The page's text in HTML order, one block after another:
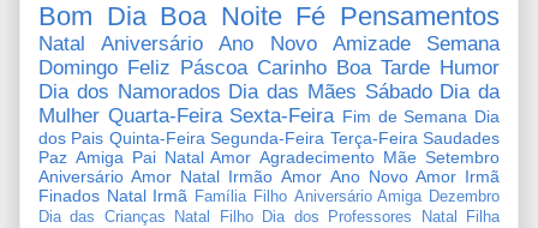
Bom Dia Boa Noite Fé Pensamentos
Natal Aniversário Ano Novo Amizade
Semana
Domingo Feliz Páscoa Carinho Boa Tarde Humor
Dia dos Namorados Dia das Mães Sábado Dia da
Mulher Quarta-Feira Sexta-Feira Fim de Semana Dia
dos Pais Quinta-Feira Segunda-Feira Terça-Feira Saudades
Paz Amiga Pai Natal Amor Agradecimento Mãe Setembro
Aniversário Amor Natal Irmão Amor Ano Novo Amor Irmã
Finados Natal Irmã Família Filho Aniversário Amiga Dezembro
Dia das Crianças
Natal Filho Dia dos Professores
Natal Filha